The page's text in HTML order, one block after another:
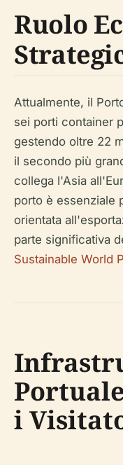
Ruolo
Attualmente, il
sei porti container
gestendo oltre 22
il secondo più
collega l'Asia
porto è essenziale
orientata
parte significativa
Sustainable World
i